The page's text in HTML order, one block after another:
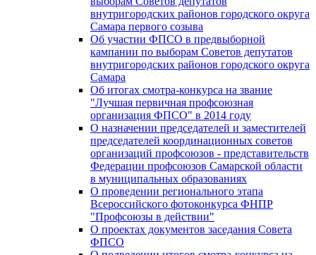
внутригородских районов городского округа
Самара первого созыва
Об участии ФПСО в предвыборной
кампании по выборам Советов депутатов
внутригородских районов городского округа
Самара
Об итогах смотра-конкурса на звание
"Лучшая первичная профсоюзная
организация ФПСО" в 2014 году
О назначении председателей и заместителей
председателей координационных советов
организаций профсоюзов - представительств
Федерации профсоюзов Самарской области
в муниципальных образованиях
О проведении регионального этапа
Всероссийского фотоконкурса ФНПР
"Профсоюзы в действии"
О проектах документов заседания Совета
ФПСО